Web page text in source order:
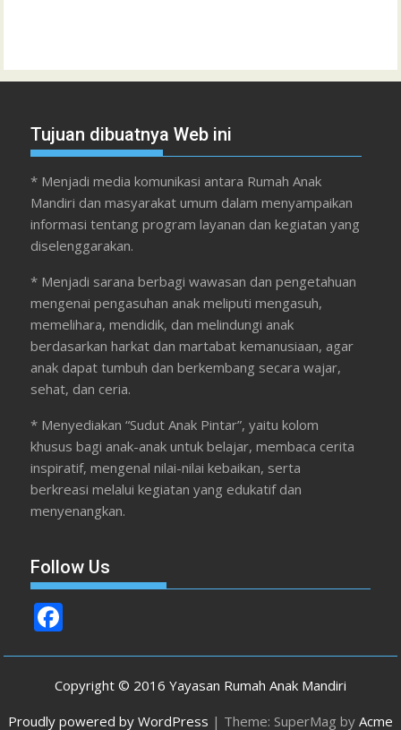
Tujuan dibuatnya Web ini
* Menjadi media komunikasi antara Rumah Anak
Mandiri dan masyarakat umum dalam menyampaikan
informasi tentang program layanan dan kegiatan yang
diselenggarakan.
* Menjadi sarana berbagi wawasan dan pengetahuan
mengenai pengasuhan anak meliputi mengasuh,
memelihara, mendidik, dan melindungi anak
berdasarkan harkat dan martabat kemanusiaan, agar
anak dapat tumbuh dan berkembang secara wajar,
sehat, dan ceria.
* Menyediakan “Sudut Anak Pintar”, yaitu kolom
khusus bagi anak-anak untuk belajar, membaca cerita
inspiratif, mengenal nilai-nilai kebaikan, serta
berkreasi melalui kegiatan yang edukatif dan
menyenangkan.
Follow Us
ac
e
b
Copyright © 2016 Yayasan Rumah Anak Mandiri
Proudly powered by WordPress | Theme: SuperMag by Acme